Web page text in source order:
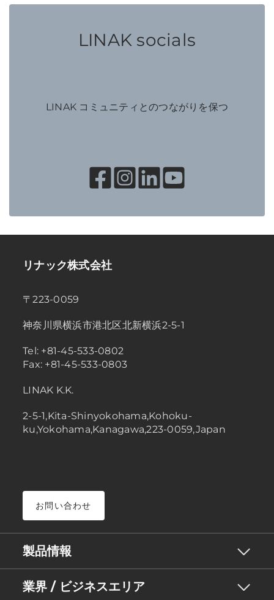
LINAK socials
LINAK コミュニティとのつながりを保つ
リナック株式会社
〒223-0059
神奈川県横浜市港北区北新横浜2-5-1
Tel: +81-45-533-0802
Fax: +81-45-533-0803
LINAK K.K.
2-5-1,Kita-Shinyokohama,Kohoku-
ku,Yokohama,Kanagawa,223-0059,Japan
お問い合わせ
製品情報
業界 / ビジネスエリア